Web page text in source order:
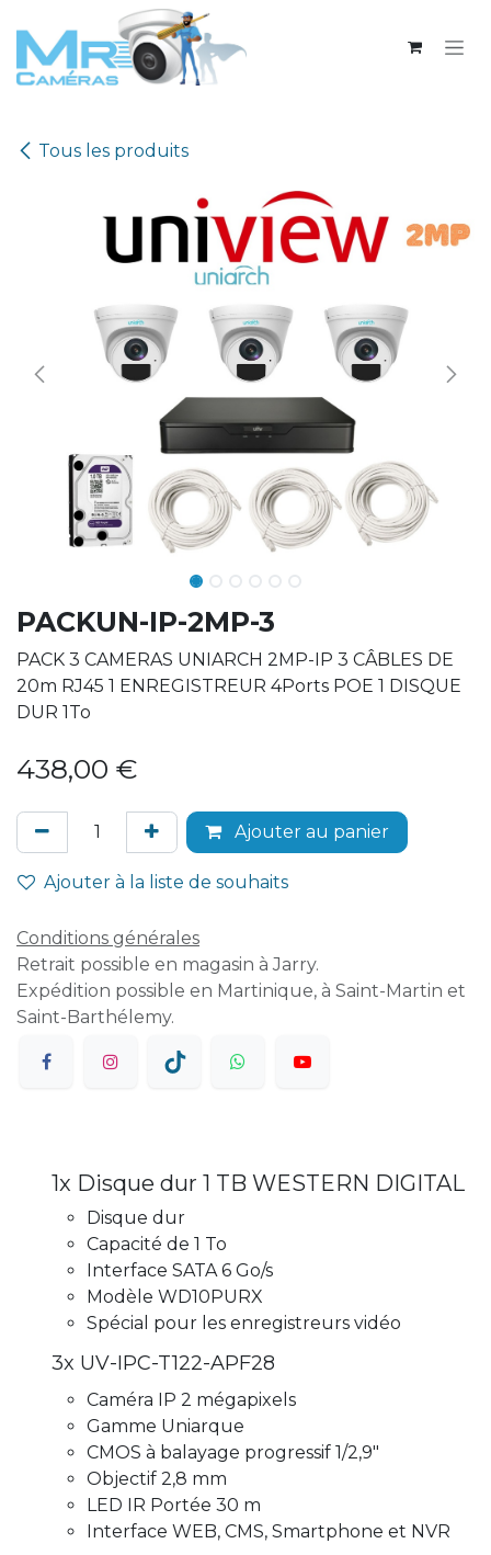
Se rendre au contenu
Tous les produits
PACKUN-IP-2MP-3
PACK 3 CAMERAS UNIARCH 2MP-IP 3 CÂBLES DE
20m RJ45 1 ENREGISTREUR 4Ports POE 1 DISQUE
DUR 1To
438,00 €
Ajouter au panier
Ajouter à la liste de souhaits
Conditions générales
Retrait possible en magasin à Jarry.
Expédition possible en Martinique, à Saint-Martin et
Saint-Barthélemy.
1x Disque dur 1 TB WESTERN DIGITAL
Disque dur
Capacité de 1 To
Interface SATA 6 Go/s
Modèle WD10PURX
Spécial pour les enregistreurs vidéo
3x UV-IPC-T122-APF28
Caméra IP 2 mégapixels
Gamme Uniarque
CMOS à balayage progressif 1/2,9"
Objectif 2,8 mm
LED IR Portée 30 m
Interface WEB, CMS, Smartphone et NVR